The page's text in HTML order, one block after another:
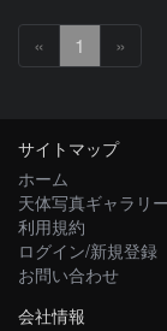
« 1 »
サイトマップ
ホーム
天体写真ギャラリ
利用規約
ログイン/新規登録
お問い合わせ
会社情報